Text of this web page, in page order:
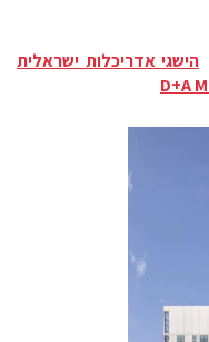
הישגי אדריכלות ישראלית